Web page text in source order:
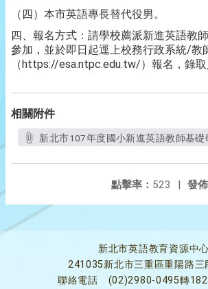
（四）本市英語專長替代役男。
四、報名方式：請學校薦派新進英語教
參加，並於即日起逕上校務行政系統/教
（https://esa.ntpc.edu.tw/）報名，錄取
相關附件
新北市107年度國小新進英語教師基
發
點擊率： 523 |
新北市英語教育資源中心
241035新北市三重區重陽路三
聯絡電話
(02)2980-0495轉